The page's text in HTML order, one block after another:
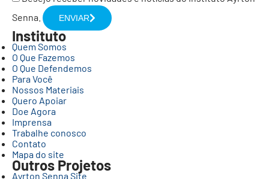
Senna.
ENVIAR
Instituto
Quem Somos
O Que Fazemos
O Que Defendemos
Para Você
Nossos Materiais
Quero Apoiar
Doe Agora
Imprensa
Trabalhe conosco
Contato
Mapa do site
Outros Projetos
Ayrton Senna Site